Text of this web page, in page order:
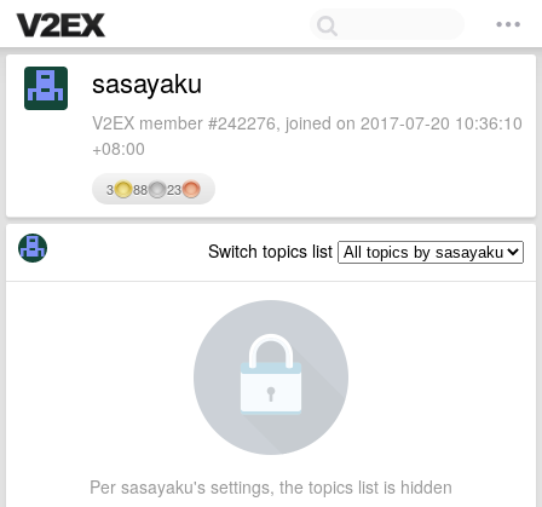
sasayaku
V2EX member #242276, joined on 2017-07-20 10:36:10
+08:00
3 88 23
Switch topics list
Per sasayaku's settings, the topics list is hidden